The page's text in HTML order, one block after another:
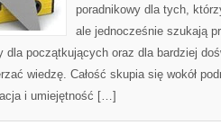
poradnikowy dla tych,
ale jednocześnie szukają
dla początkujących oraz dla bardziej
wiedzę. Całość skupia się wokół
i umiejętność […]